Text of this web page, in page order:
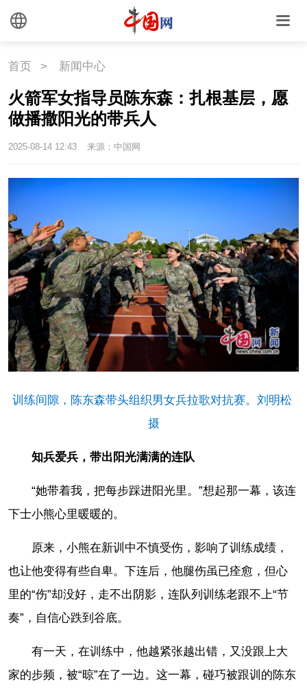
首页 > 新闻中心
火箭军女指导员陈东森：扎根基层，愿
做播撒阳光的带兵人
2025-08-14 12:43 来源：中国网
训练间隙，陈东森带头组织男女兵拉歌对抗赛。 刘明松
摄
知兵爱兵，带出阳光满满的连队
“她带着我，把每步踩进阳光里。”想起那一幕，该连
下士小熊心里暖暖的。
原来，小熊在新训中不慎受伤，影响了训练成绩，
也让他变得有些自卑。下连后，他腿伤虽已痊愈，但心
里的“伤”却没好，走不出阴影，连队列训练老跟不上“节
奏”，自信心跌到谷底。
有一天，在训练中，他越紧张越出错，又没跟上大
家的步频，被“晾”在了一边。这一幕，碰巧被跟训的陈东